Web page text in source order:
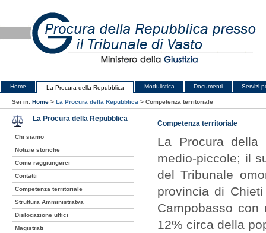
Home La Procura della Repubblica Modulistica Documenti Servizi
Sei in: Home > La Procura della Repubblica > Competenza territoriale
Competenza territoriale
La Procura
medio-piccole; il
del Tribunale
provincia di
Campobasso
12% circa della
La Procura della Repubblica
Chi siamo
Notizie storiche
Come raggiungerci
Contatti
Competenza territoriale
Struttura Amministratva
Dislocazione uffici
Magistrati